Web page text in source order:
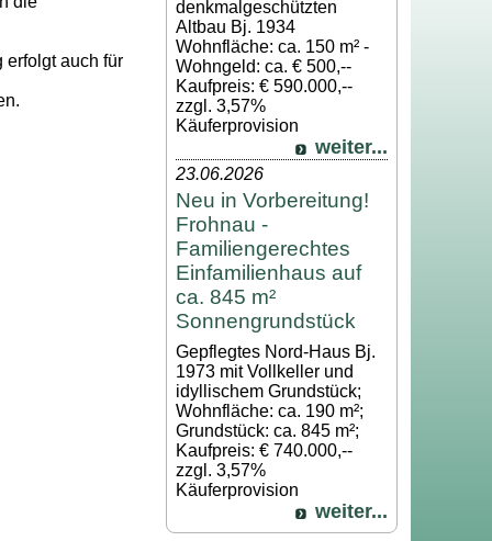
erfolgt auch für
denkmalgeschützten
Altbau Bj. 1934
Wohnfläche: ca. 150 m² -
Wohngeld: ca. € 500,--
Kaufpreis: € 590.000,--
zzgl. 3,57%
Käuferprovision
weiter...
23.06.2026
Neu in Vorbereitung!
Frohnau -
Familiengerechtes
Einfamilienhaus auf
ca. 845 m²
Sonnengrundstück
Gepflegtes Nord-Haus Bj.
1973 mit Vollkeller und
idyllischem Grundstück;
Wohnfläche: ca. 190 m²;
Grundstück: ca. 845 m²;
Kaufpreis: € 740.000,--
zzgl. 3,57%
Käuferprovision
weiter...